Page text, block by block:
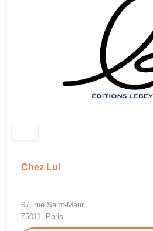
Chez Lui
67, rue Saint-Maur
75011, Paris